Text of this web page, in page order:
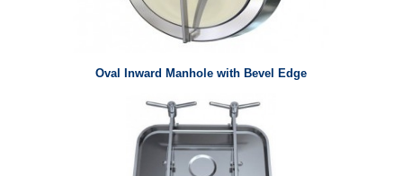
Oval Inward Manhole with Bevel Edge